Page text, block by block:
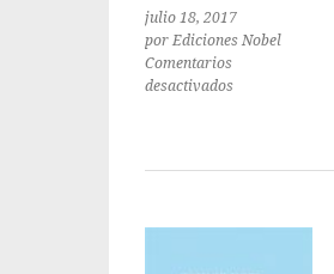
julio 18, 2017
por Ediciones Nobel
Comentarios
desactivadosen
verduras